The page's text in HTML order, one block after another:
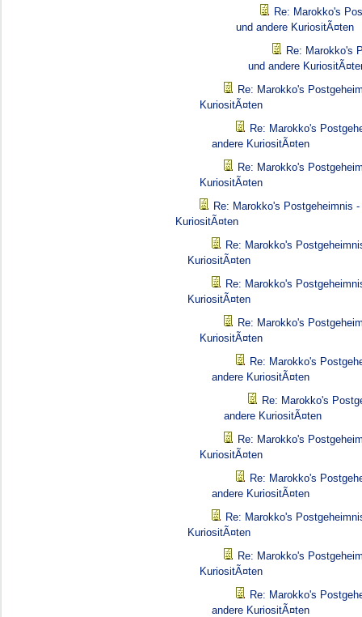
Re: Marokko's
und andere KuriositÃ¤ten
Re: Marokko's
und andere
Re: Marokko's
KuriositÃ¤ten
Re: Marokko's
andere KuriositÃ¤ten
Re: Marokko's
KuriositÃ¤ten
Re: Marokko's Postgeheimnis -
KuriositÃ¤ten
Re: Marokko's
KuriositÃ¤ten
Re: Marokko's
KuriositÃ¤ten
Re: Marokko's
KuriositÃ¤ten
Re: Marokko's
andere KuriositÃ¤ten
Re: Marokko's
andere KuriositÃ¤ten
Re: Marokko's
KuriositÃ¤ten
Re: Marokko's
andere KuriositÃ¤ten
Re: Marokko's
KuriositÃ¤ten
Re: Marokko's
KuriositÃ¤ten
Re: Marokko's
andere KuriositÃ¤ten